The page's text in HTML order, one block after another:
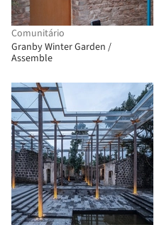
Comunitário
Granby Winter Garden /
Assemble